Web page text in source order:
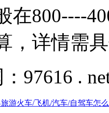
在800----
，详情需
97616 .
游火车/飞机/汽车/自驾车怎